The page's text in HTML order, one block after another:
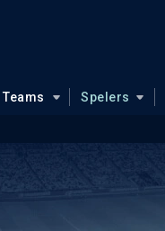
Teams Spelers